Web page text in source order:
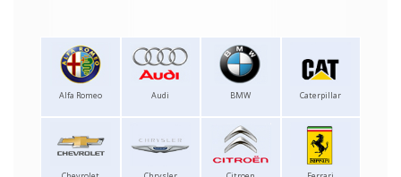
Alfa Romeo Audi BMW Caterpillar